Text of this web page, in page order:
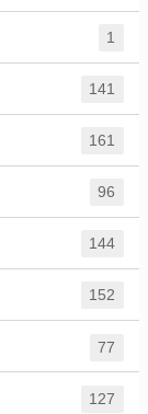
1
141
161
96
144
152
77
127